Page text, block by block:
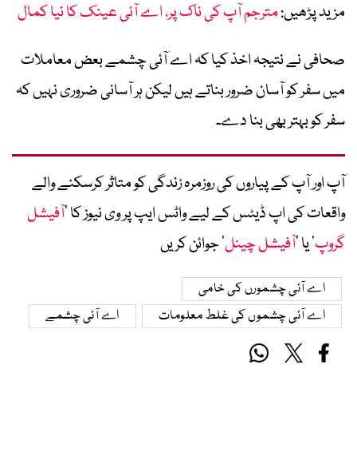
مزید پڑھیں:مترجم آپ کی ناک پر، اے آئی عینک کا نیا کمال
صحافی نے نتیجہ اخذ کیا کہ اے آئی چشمے بعض معاملات
میں سفر کو آسان ضرور بناتے ہیں لیکن ہر آسانی ضروری نہیں کہ
سفر کو بہتر بھی بنا دے۔
آپ اور آپ کے پیاروں کی روزمرہ زندگی کو متاثر کرسکنے والے
واقعات کی اپ ڈیٹس کے لیے واٹس ایپ پر وی نیوز کا ’آفیشل
گروپ‘ یا ’آفیشل چینل‘ جوائن کریں
اے آئی چشمورں کی خامی
اے آئی چشموں کی غلط معلومات
اے آئی چشمے